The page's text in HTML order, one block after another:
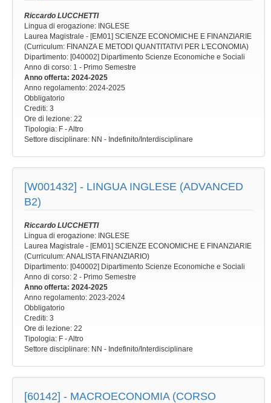
Riccardo LUCCHETTI
Lingua di erogazione: INGLESE
Laurea Magistrale - [EM01] SCIENZE ECONOMICHE E FINANZIARIE
(Curriculum: FINANZA E METODI QUANTITATIVI PER L'ECONOMIA)
Dipartimento: [040002] Dipartimento Scienze Economiche e Sociali
Anno di corso: 1 - Primo Semestre
Anno offerta: 2024-2025
Anno regolamento: 2024-2025
Obbligatorio
Crediti: 3
Ore di lezione: 22
Tipologia: F - Altro
Settore disciplinare: NN - Indefinito/Interdisciplinare
[W001432] - LINGUA INGLESE (ADVANCED
B2)
Riccardo LUCCHETTI
Lingua di erogazione: INGLESE
Laurea Magistrale - [EM01] SCIENZE ECONOMICHE E FINANZIARIE
(Curriculum: ANALISTA FINANZIARIO)
Dipartimento: [040002] Dipartimento Scienze Economiche e Sociali
Anno di corso: 2 - Primo Semestre
Anno offerta: 2024-2025
Anno regolamento: 2023-2024
Obbligatorio
Crediti: 3
Ore di lezione: 22
Tipologia: F - Altro
Settore disciplinare: NN - Indefinito/Interdisciplinare
[60142] - MACROECONOMIA (CORSO